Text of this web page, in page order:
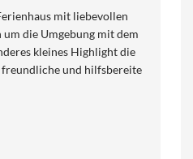
mit liebevollen
die Umgebung mit dem
kleines Highlight die
freundliche und hilfsbereite